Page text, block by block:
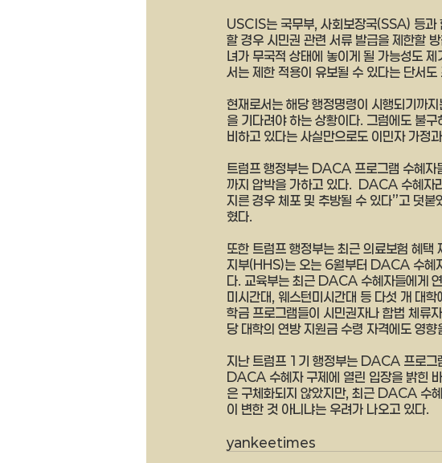
USCIS는 국무부, 사회보장국(SSA) 등과
할 경우 시민권 관련 서류 발급을 제한할
녀가 무국적 상태에 놓이게 될 가능성도
서는 제한 적용이 유보될 수 있다는 단서도
현재로서는 해당 행정명령이 시행되기까
을 기다려야 하는 상황이다. 그럼에도 불
비하고 있다는 사실만으로도 이민자 가정
트럼프 행정부는 DACA 프로그램 수혜자
까지 압박을 가하고 있다.  DACA 수혜자
지른 경우 체포 및 추방될 수 있다”고 덧
혔다.
또한 트럼프 행정부는 최근 의료보험 혜
지부(HHS)는 오는 6월부터 DACA 수혜
다. 교육부는 최근 DACA 수혜자들에게
미시간대, 웨스턴미시간대 등 다섯 개 대
학금 프로그램들이 시민권자나 합법 체류
당 대학의 연방 지원금 수령 자격에도 영
지난 트럼프 1기 행정부는 DACA 프로그
DACA 수혜자 구제에 열린 입장을 밝힌
은 구체화되지 않았지만, 최근 DACA 수
이 변한 것 아니냐는 우려가 나오고 있다.
yankeetimes